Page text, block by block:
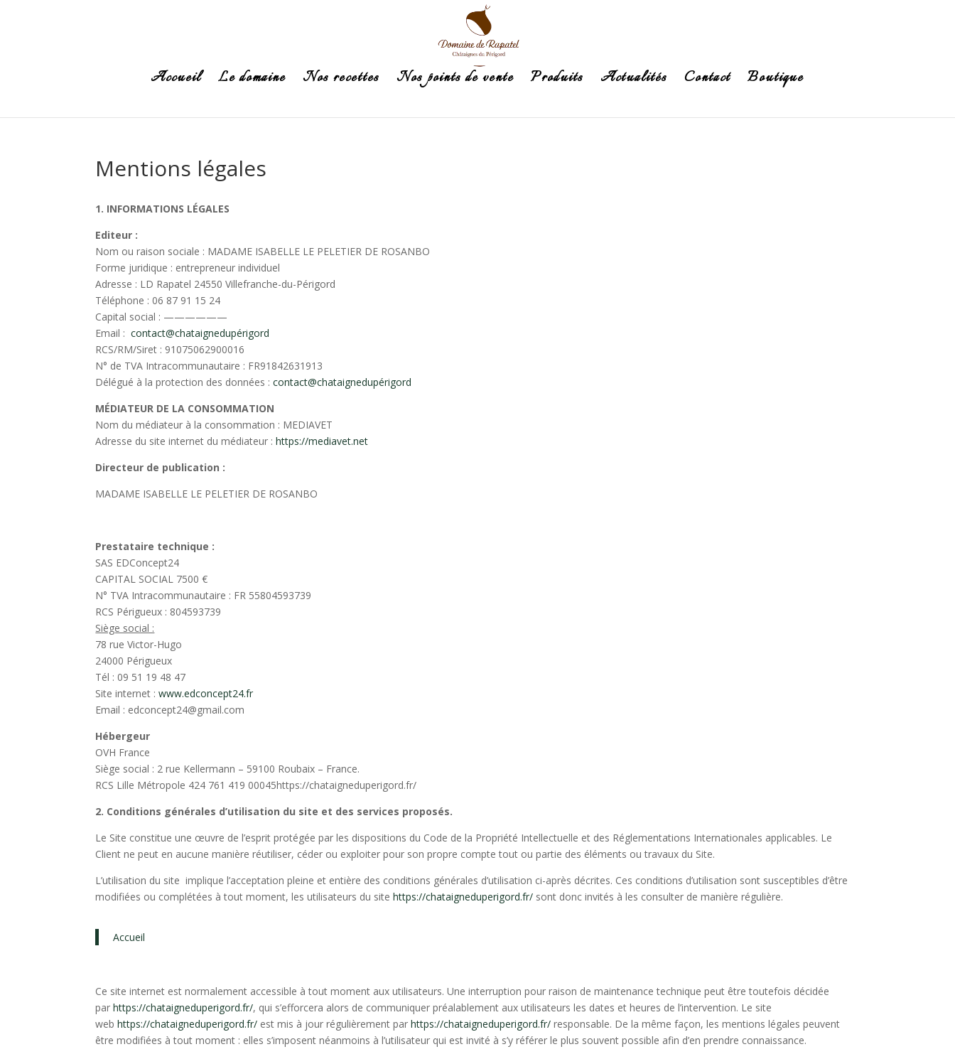
Accueil Le domaine Nos recettes Nos points de vente Produits Actualités Contact Boutique
Mentions légales
1. INFORMATIONS LÉGALES
Editeur :
Nom ou raison sociale : MADAME ISABELLE LE PELETIER DE ROSANBO
Forme juridique : entrepreneur individuel
Adresse : LD Rapatel 24550 Villefranche-du-Périgord
Téléphone : 06 87 91 15 24
Capital social : ——————
Email :contact@chataignedupérigord
RCS/RM/Siret : 91075062900016
N° de TVA Intracommunautaire : FR91842631913
Délégué à la protection des données :contact@chataignedupérigord
MÉDIATEUR DE LA CONSOMMATION
Nom du médiateur à la consommation : MEDIAVET
Adresse du site internet du médiateur :https://mediavet.net
Directeur de publication :
MADAME ISABELLE LE PELETIER DE ROSANBO
Prestataire technique :
SAS EDConcept24
CAPITAL SOCIAL 7500 €
N° TVA Intracommunautaire : FR 55804593739
RCS Périgueux : 804593739
Siège social :
78 rue Victor-Hugo
24000 Périgueux
Tél : 09 51 19 48 47
Site internet :www.edconcept24.fr
Email : edconcept24@gmail.com
Hébergeur
OVH France
Siège social : 2 rue Kellermann – 59100 Roubaix – France.
RCS Lille Métropole 424 761 419 00045https://chataigneduperigord.fr/
2. Conditions générales d’utilisation du site et des services proposés.
Le Site constitue une œuvre de l’esprit protégée par les dispositions du Code de la Propriété Intellectuelle et des Réglementations Internationales applicables. Le
Client ne peut en aucune manière réutiliser, céder ou exploiter pour son propre compte tout ou partie des éléments ou travaux du Site.
L’utilisation du siteimplique l’acceptation pleine et entière des conditions générales d’utilisation ci-après décrites. Ces conditions d’utilisation sont susceptibles d’être
modifiées ou complétées à tout moment, les utilisateurs du sitehttps://chataigneduperigord.fr/ sont donc invités à les consulter de manière régulière.
Accueil
Ce site internet est normalement accessible à tout moment aux utilisateurs. Une interruption pour raison de maintenance technique peut être toutefois décidée
parhttps://chataigneduperigord.fr/, qui s’efforcera alors de communiquer préalablement aux utilisateurs les dates et heures de l’intervention. Le site
webhttps://chataigneduperigord.fr/ est mis à jour régulièrement parhttps://chataigneduperigord.fr/ responsable. De la même façon, les mentions légales peuvent
être modifiées à tout moment : elles s’imposent néanmoins à l’utilisateur qui est invité à s’y référer le plus souvent possible afin d’en prendre connaissance.